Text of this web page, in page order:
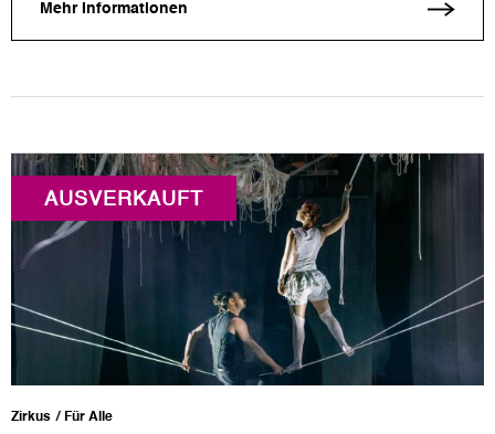
Mehr Informationen
AUSVERKAUFT
Zirkus Für Alle